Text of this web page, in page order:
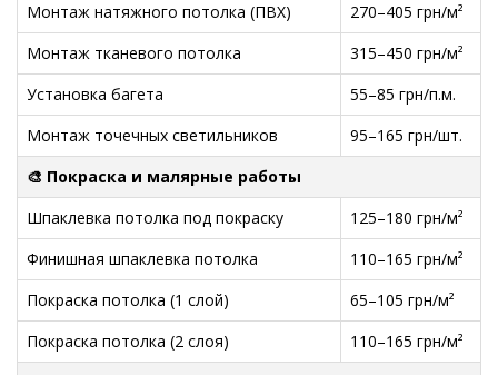
Монтаж натяжного потолка (ПВХ)
270–405 грн/м²
Монтаж тканевого потолка
315–450 грн/м²
Установка багета
55–85 грн/п.м.
Монтаж точечных светильников
95–165 грн/шт.
🎨 Покраска и малярные работы
Шпаклевка потолка под покраску
125–180 грн/м²
Финишная шпаклевка потолка
110–165 грн/м²
Покраска потолка (1 слой)
65–105 грн/м²
Покраска потолка (2 слоя)
110–165 грн/м²